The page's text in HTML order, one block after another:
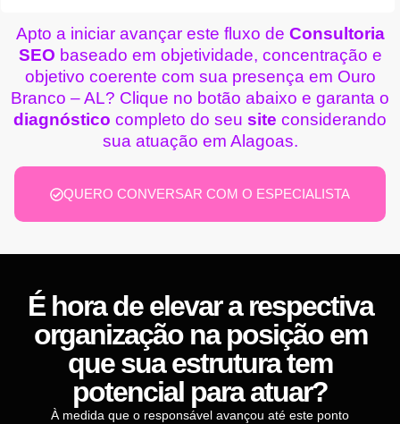
Apto a iniciar avançar este fluxo de Consultoria
SEO baseado em objetividade, concentração e
objetivo coerente com sua presença em Ouro
Branco – AL? Clique no botão abaixo e garanta o
diagnóstico completo do seu site considerando
sua atuação em Alagoas.
QUERO CONVERSAR COM O ESPECIALISTA
É hora de elevar a respectiva
organização na posição em
que sua estrutura tem
potencial para atuar?
À medida que o responsável avançou até este ponto